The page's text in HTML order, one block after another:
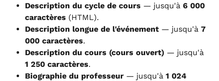
Description du cycle de cours — jusqu'à 6 000
caractères (HTML).
Description longue de l'événement — jusqu'à 7
000 caractères.
Description du cours (cours ouvert) — jusqu'à
1 250 caractères.
Biographie du professeur — jusqu'à 1 024